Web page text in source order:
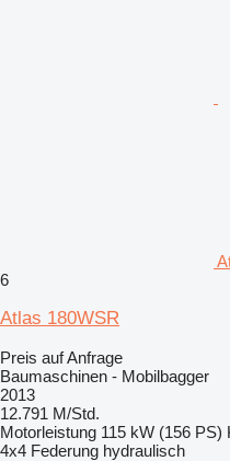
6
Atlas 180WSR
Preis auf Anfrage
Baumaschinen - Mobilbagger
2013
12.791 M/Std.
Motorleistung 115 kW (156 PS)
4x4 Federung hydraulisch